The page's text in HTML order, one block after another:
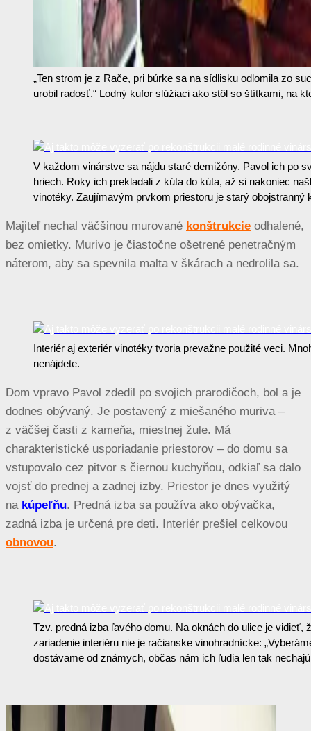
„Ten strom je z Rače, pri búrke sa na sídlisku odlomila zo
urobil radosť.“ Lodný kufor slúžiaci ako stôl so štítkami, na
V každom vinárstve sa nájdu staré demižóny. Pavol ich po
hriech. Roky ich prekladali z kúta do kúta, až si nakoniec
vinotéky. Zaujímavým prvkom priestoru je starý
Majiteľ nechal väčšinou murované konštrukcie odhalené,
bez omietky. Murivo je čiastočne ošetrené penetračným
náterom, aby sa spevnila malta v škárach a nedrolila sa.
Interiér aj exteriér vinotéky tvoria prevažne použité veci.
nenájdete.
Dom vpravo Pavol zdedil po svojich prarodičoch, bol a je
dodnes obývaný. Je postavený z miešaného muriva –
z väčšej časti z kameňa, miestnej žule. Má
charakteristické usporiadanie priestorov – do domu sa
vstupovalo cez pitvor s čiernou kuchyňou, odkiaľ sa dalo
vojsť do prednej a zadnej izby. Priestor je dnes využitý
na kúpeľňu. Predná izba sa používa ako obývačka,
zadná izba je určená pre deti. Interiér prešiel celkovou
obnovou.
Tzv. predná izba ľavého domu. Na oknách do ulice je
zariadenie interiéru nie je račianske vinohradnícke:
dostávame od známych, občas nám ich ľudia len tak